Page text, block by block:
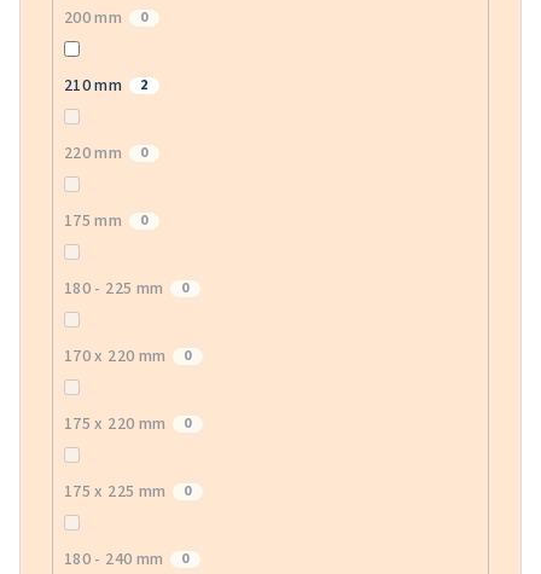
200 mm 0
210 mm 2
220 mm 0
175 mm 0
180 - 225 mm 0
170 x 220 mm 0
175 x 220 mm 0
175 x 225 mm 0
180 - 240 mm 0